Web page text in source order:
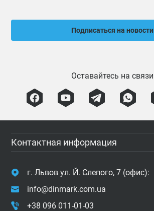
Подписаться на новости
Оставайтесь на связи
Контактная информация
г. Львов ул. Й. Слепого, 7 (офис):
info@dinmark.com.ua
+38 096 011-01-03